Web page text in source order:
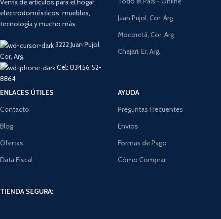
Venta de artículos para el hogar,
electrodomésticos, muebles,
tecnología y mucho más.
3222 Juan Pujol,
Cor, Arg.
Cel: 03456 52-
8864
Juan Pujol, Cor, Arg
Mocoretá, Cor, Arg
Chajarí, Er, Arg.
ENLACES ÚTILES
Contacto
Blog
Ofertas
Data Fiscal
AYUDA
Preguntas Frecuentes
Envíos
Formas de Pago
Cómo Comprar
TIENDA SEGURA: